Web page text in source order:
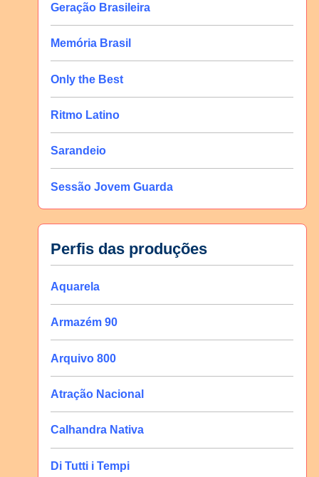
Geração Brasileira
Memória Brasil
Only the Best
Ritmo Latino
Sarandeio
Sessão Jovem Guarda
Perfis das produções
Aquarela
Armazém 90
Arquivo 800
Atração Nacional
Calhandra Nativa
Di Tutti i Tempi